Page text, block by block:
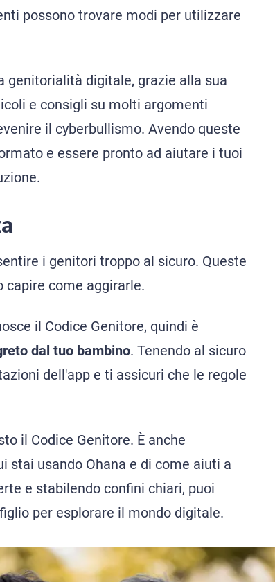
possono trovare modi per utilizzare
genitorialità digitale, grazie alla sua
e consigli su molti argomenti
il cyberbullismo. Avendo queste
e essere pronto ad aiutare i tuoi
i genitori troppo al sicuro. Queste
capire come aggirarle.
il Codice Genitore, quindi è
dal tuo bambino. Tenendo al sicuro
dell'app e ti assicuri che le regole
il Codice Genitore. È anche
stai usando Ohana e di come aiuti a
e stabilendo confini chiari, puoi
per esplorare il mondo digitale.